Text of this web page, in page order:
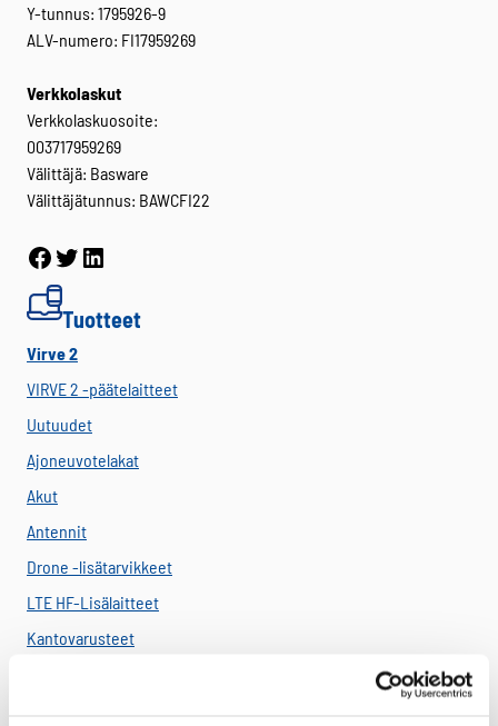
Y-tunnus: 1795926-9
ALV-numero: FI17959269
Verkkolaskut
Verkkolaskuosoite:
003717959269
Välittäjä: Basware
Välittäjätunnus: BAWCFI22
Tuotteet
Virve 2
VIRVE 2 -päätelaitteet
Uutuudet
Ajoneuvotelakat
Akut
Antennit
Drone -lisätarvikkeet
LTE HF-Lisälaitteet
Kantovarusteet